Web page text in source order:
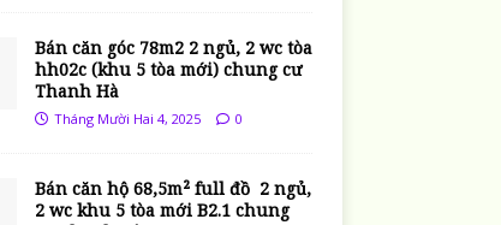
Bán căn góc 78m2 2 ngủ, 2 wc tòa
hh02c (khu 5 tòa mới) chung cư
Thanh Hà
Tháng Mười Hai 4, 2025 0
Bán căn hộ 68,5m² full đồ 2 ngủ,
2 wc khu 5 tòa mới B2.1 chung